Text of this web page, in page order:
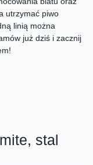
utrzymać piwo
linią można
już dziś i zacznij
stal